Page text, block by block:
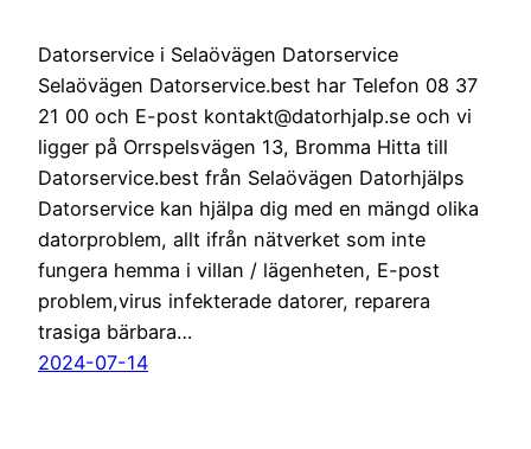
Datorservice i Selaövägen Datorservice
Selaövägen Datorservice.best har Telefon 08 37
21 00 och E-post kontakt@datorhjalp.se och vi
ligger på Orrspelsvägen 13, Bromma Hitta till
Datorservice.best från Selaövägen Datorhjälps
Datorservice kan hjälpa dig med en mängd olika
datorproblem, allt ifrån nätverket som inte
fungera hemma i villan / lägenheten, E-post
problem,virus infekterade datorer, reparera
trasiga bärbara…
2024-07-14